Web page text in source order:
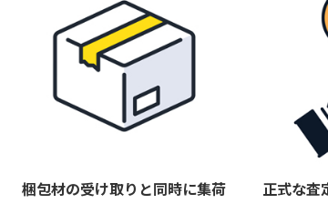
梱包材の受け取りと同時に集荷
正式な査